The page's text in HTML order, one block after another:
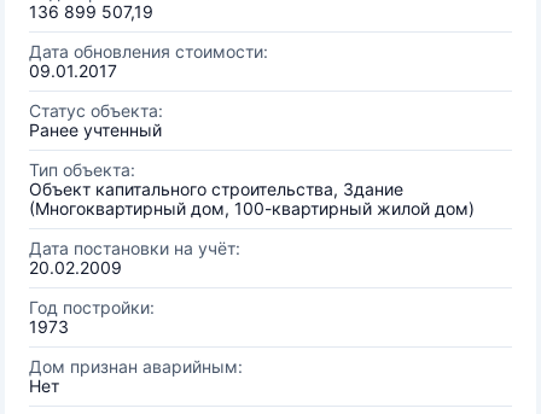
136 899 507,19
Дата обновления стоимости:
09.01.2017
Статус объекта:
Ранее учтенный
Тип объекта:
Объект капитального строительства, Здание
(Многоквартирный дом, 100-квартирный жилой дом)
Дата постановки на учёт:
20.02.2009
Год постройки:
1973
Дом признан аварийным:
Нет